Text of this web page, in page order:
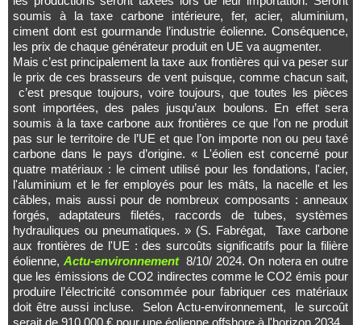
soumis à la taxe carbone intérieure, fer, acier, aluminium,
ciment dont est gourmande l’industrie éolienne. Conséquence,
les prix de chaque générateur produit en UE va augmenter.
Mais c’est principalement la taxe aux frontières qui va peser sur
le prix de ces brasseurs de vent puisque, comme chacun sait,
c’est presque toujours, voire toujours, que toutes les pièces
sont importées, des pales jusqu’aux boulons. En effet sera
soumis à la taxe carbone aux frontières ce que l’on ne produit
pas sur le territoire de l’UE et que l’on importe non ou peu taxé
carbone dans le pays d’origine. « L'éolien est concerné pour
quatre matériaux : le ciment utilisé pour les fondations, l'acier,
l'aluminium et le fer employés pour les mâts, la nacelle et les
câbles, mais aussi pour de nombreux composants : anneaux
forgés, adaptateurs filetés, raccords de tubes, systèmes
hydrauliques ou pneumatiques. » (S. Fabrégat, Taxe carbone
aux frontières de l'UE : des surcoûts significatifs pour la filière
éolienne, Actu-environnement 8/10/ 2024. On notera en outre
que les émissions de CO2 indirectes comme le CO2 émis pour
produire l’électricité consommée pour fabriquer ces matériaux
doit être aussi incluse. Selon Actu-environnement, le surcoût